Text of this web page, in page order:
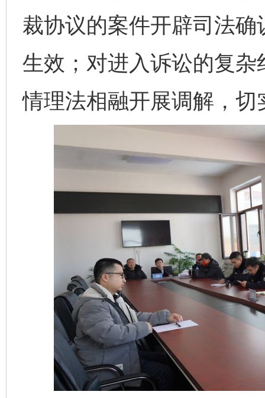
裁协议的案件开辟司法确
生效；对进入诉讼的复杂
情理法相融开展调解，